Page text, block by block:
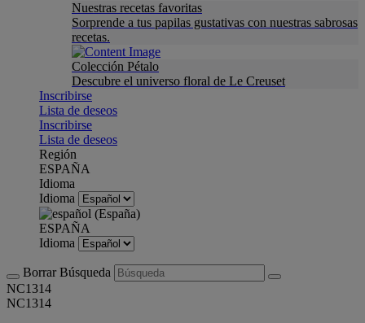
Nuestras recetas favoritas
Sorprende a tus papilas gustativas con nuestras sabrosas
recetas.
Colección Pétalo
Descubre el universo floral de Le Creuset
Inscribirse
Lista de deseos
Inscribirse
Lista de deseos
Región
ESPAÑA
Idioma
Idioma
ESPAÑA
Idioma
Borrar Búsqueda
NC1314
NC1314